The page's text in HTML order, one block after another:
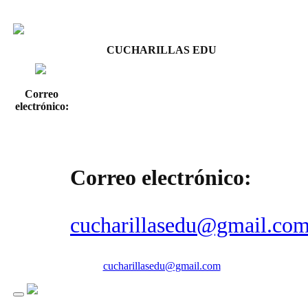
CUCHARILLAS EDU
Correo electrónico:
Correo
electrónico:
cucharillasedu@gmail.com